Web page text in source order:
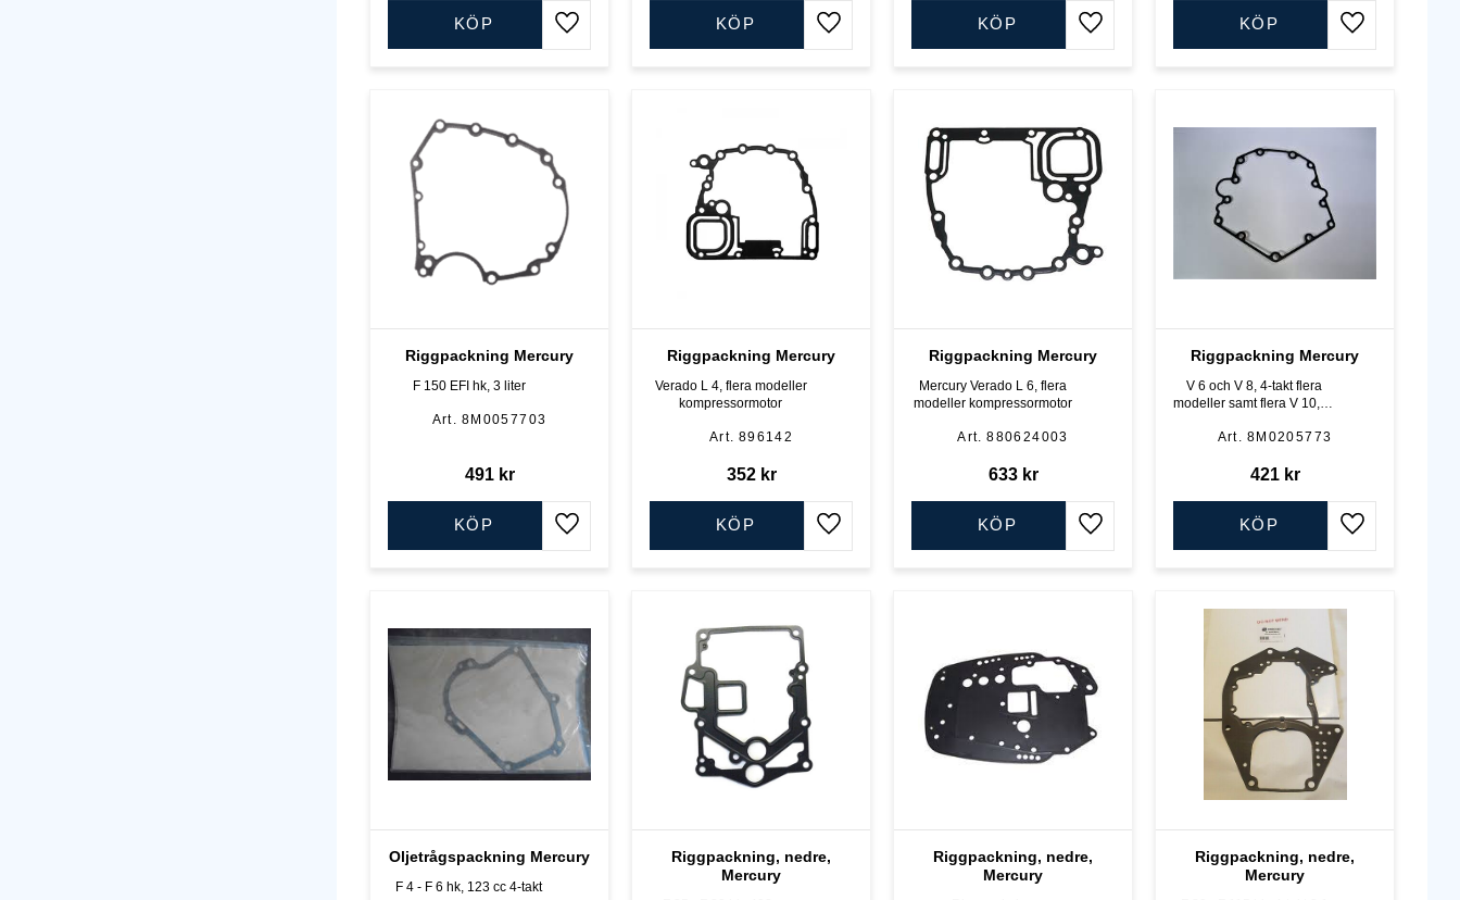
Lägg till i favoriter
KÖP
Lägg till i favoriter
KÖP
Lägg till i favoriter
KÖP
Lägg till i
KÖP
Riggpackning Mercury
F 150 EFI hk, 3 liter
8M0057703
491kr
Lägg till i favoriter
KÖP
Riggpackning Mercury
Verado L 4, flera modeller
kompressormotor
896142
352kr
Lägg till i favoriter
KÖP
Riggpackning Mercury
Mercury Verado L 6, flera
modeller kompressormotor
880624003
633kr
Lägg till i favoriter
KÖP
Riggpackning Mercury
V 6 och V 8, 4-takt flera
modeller samt flera V 10, 4-
8M0205773
421kr
Lägg till i
KÖP
Oljetrågspackning Mercury
F 4 - F 6 hk, 123 cc 4-takt
Riggpackning, nedre,
Mercury
Riggpackning, nedre,
Mercury
Riggpackning, nedre,
Mercury